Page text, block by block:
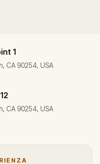
1
CA 90254, USA
CA 90254, USA